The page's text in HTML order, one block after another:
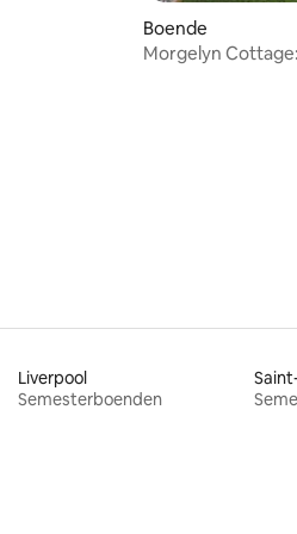
Boende
Morgelyn
Liverpool
Semesterboenden